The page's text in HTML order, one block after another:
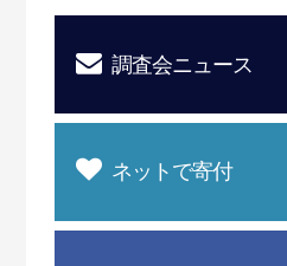
調査会ニュース
ネットで寄付